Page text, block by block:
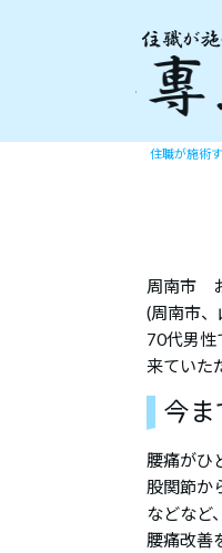
住職が施術
周南市
(周南市
70代男性
来ていた
今ま
腰痛がひ
股関節か
などなど
腰痛改善